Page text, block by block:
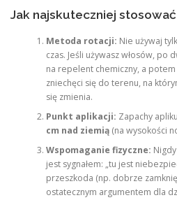
Jak najskuteczniej
Metoda rotacji: Nie używaj
czas. Jeśli używasz włosów, po
na repelent chemiczny, a
zniechęci się do terenu, na
się zmienia.
Punkt aplikacji: Zapachy
cm nad ziemią(na wysokości
Wspomaganie fizyczne:
jest sygnałem: „tu jest
przeszkoda (np. dobrze
ostatecznym argumentem dla